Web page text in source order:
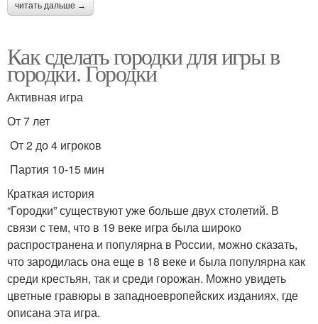
читать дальше →
Как сделать городки для игры в
городки. Городки
Активная игра
От 7 лет
От 2 до 4 игроков
Партия 10-15 мин
Краткая история
“Городки” существуют уже больше двух столетий. В
связи с тем, что в 19 веке игра была широко
распространена и популярна в России, можно сказать,
что зародилась она еще в 18 веке и была популярна как
среди крестьян, так и среди горожан. Можно увидеть
цветные гравюры в западноевропейских изданиях, где
описана эта игра.